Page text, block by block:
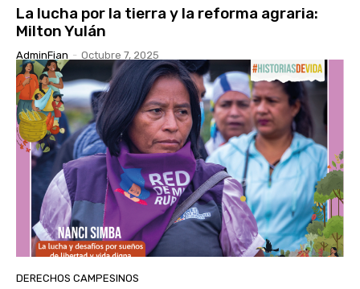
La lucha por la tierra y la reforma agraria:
Milton Yulán
AdminFian - Octubre 7, 2025
DERECHOS CAMPESINOS